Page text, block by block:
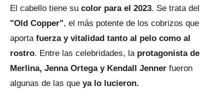
El cabello tiene su color para el 2023. Se trata del
"Old Copper", el más potente de los cobrizos que
aporta fuerza y vitalidad tanto al pelo como al
rostro. Entre las celebridades, la protagonista de
Merlina, Jenna Ortega y Kendall Jenner fueron
algunas de las que ya lo lucieron.